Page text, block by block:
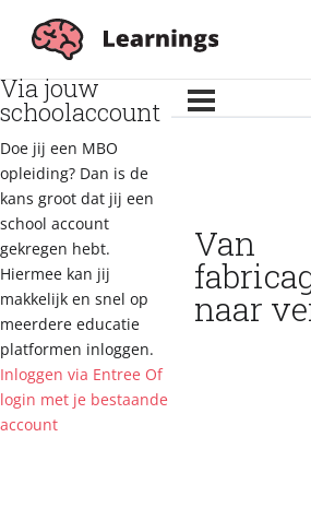
Inloggen
Via jouw
schoolaccount
Doe jij een MBO
opleiding? Dan is de
kans groot dat jij een
school account
gekregen hebt.
Hiermee kan jij
makkelijk en snel op
meerdere educatie
platformen inloggen.
Inloggen via Entree Of
login met je bestaande
account
Van
naar